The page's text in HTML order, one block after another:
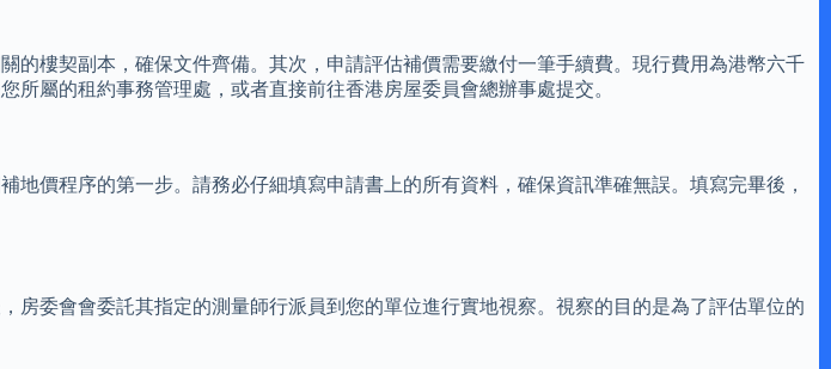
樓契副本，確保文件齊備。其次，申請評估補價需要繳付一筆手續費。現行費用為港幣六千
屬的租約事務管理處，或者直接前往香港房屋委員會總辦事處提交。
價程序的第一步。請務必仔細填寫申請書上的所有資料，確保資訊準確無誤。填寫完畢後，
委會會委託其指定的測量師行派員到您的單位進行實地視察。視察的目的是為了評估單位的